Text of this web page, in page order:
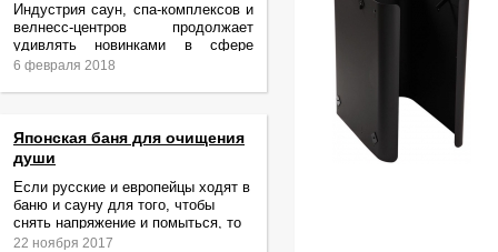
Индустрия саун, спа-комплексов и
велнесс-центров продолжает
удивлять новинками в сфере
релаксации и ухода за телом.
6 февраля 2018
Японская баня для очищения
души
Если русские и европейцы ходят в
баню и сауну для того, чтобы
снять напряжение и помыться, то
жители Японии идут туда за
22 ноября 2017